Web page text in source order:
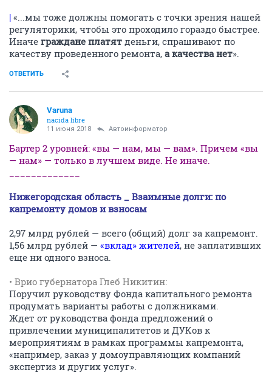
| «...мы тоже должны помогать с точки зрения нашей
регуляторики, чтобы это проходило гораздо быстрее.
Иначе граждане платят деньги, спрашивают по
качеству проведенного ремонта, а качества нет».
ОТВЕТИТЬ
Varuna
nacida libre
11 июня 2018 Автоинформатор
Бартер 2 уровней: «вы — нам, мы — вам». Причем «вы
— нам» — только в лучшем виде. Не иначе.
Нижегородская область _ Взаимные долги: по
капремонту домов и взносам
2,97 млрд рублей — всего (общий) долг за капремонт.
1,56 млрд рублей — «вклад» жителей, не заплативших
еще ни одного взноса.
• Врио губернатора Глеб Никитин:
Поручил руководству Фонда капитального ремонта
продумать варианты работы с должниками.
Ждет от руководства фонда предложений о
привлечении муниципалитетов и ДУКов к
мероприятиям в рамках программы капремонта,
«например, заказ у домоуправляющих компаний
экспертиз и других услуг».